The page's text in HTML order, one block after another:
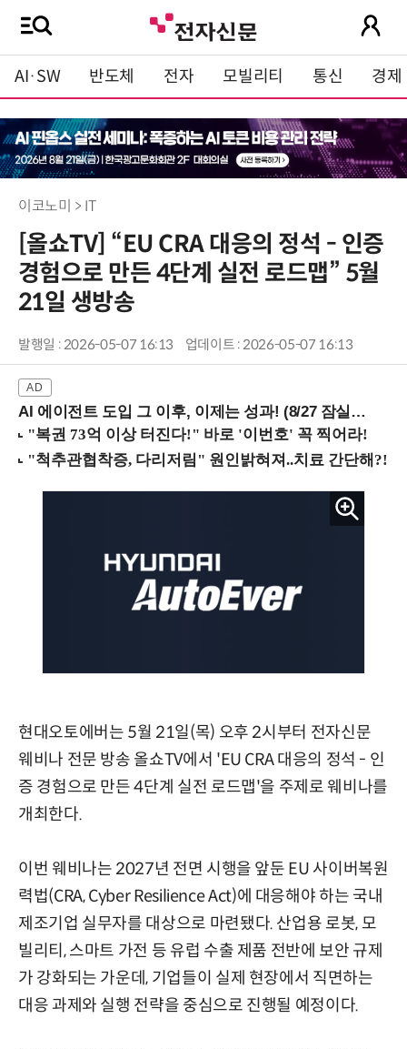
AI·SW 반도체 전자 모빌리티 통신 경제
이코노미 > IT
[올쇼TV] “EU CRA 대응의 정석 - 인증
경험으로 만든 4단계 실전 로드맵” 5월
21일 생방송
발행일 : 2026-05-07 16:13 업데이트 : 2026-05-07 16:13
AI 에이전트 도입 그 이후, 이제는 성과! (8/27 잠실역)
현대오토에버는 5월 21일(목) 오후 2시부터 전자신문
웨비나 전문 방송 올쇼TV에서 'EU CRA 대응의 정석 - 인
증 경험으로 만든 4단계 실전 로드맵'을 주제로 웨비나를
개최한다.
이번 웨비나는 2027년 전면 시행을 앞둔 EU 사이버복원
력법(CRA, Cyber Resilience Act)에 대응해야 하는 국내
제조기업 실무자를 대상으로 마련됐다. 산업용 로봇, 모
빌리티, 스마트 가전 등 유럽 수출 제품 전반에 보안 규제
가 강화되는 가운데, 기업들이 실제 현장에서 직면하는
대응 과제와 실행 전략을 중심으로 진행될 예정이다.